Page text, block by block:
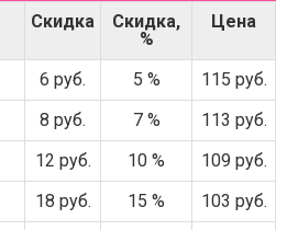
Скидка
Скидка,
%
Цена
6 руб. 5 %
115 руб.
8 руб. 7 %
113 руб.
12 руб. 10 %
109 руб.
18 руб. 15 %
103 руб.